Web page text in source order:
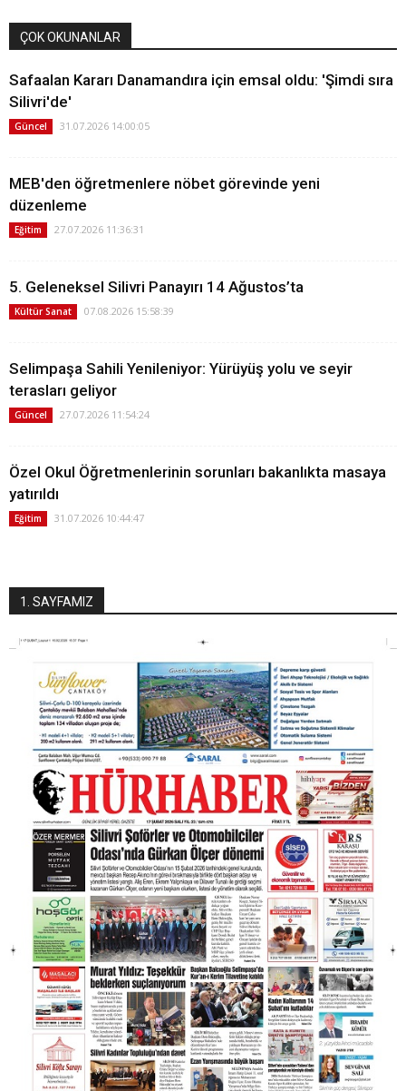
ÇOK OKUNANLAR
Safaalan Kararı Danamandıra için emsal oldu: 'Şimdi sıra
Silivri'de'
Güncel 31.07.2026 14:00:05
MEB'den öğretmenlere nöbet görevinde yeni
düzenleme
Eğitim 27.07.2026 11:36:31
5. Geleneksel Silivri Panayırı 14 Ağustos’ta
Kültür Sanat 07.08.2026 15:58:39
Selimpaşa Sahili Yenileniyor: Yürüyüş yolu ve seyir
terasları geliyor
Güncel 27.07.2026 11:54:24
Özel Okul Öğretmenlerinin sorunları bakanlıkta masaya
yatırıldı
Eğitim 31.07.2026 10:44:47
1. SAYFAMIZ